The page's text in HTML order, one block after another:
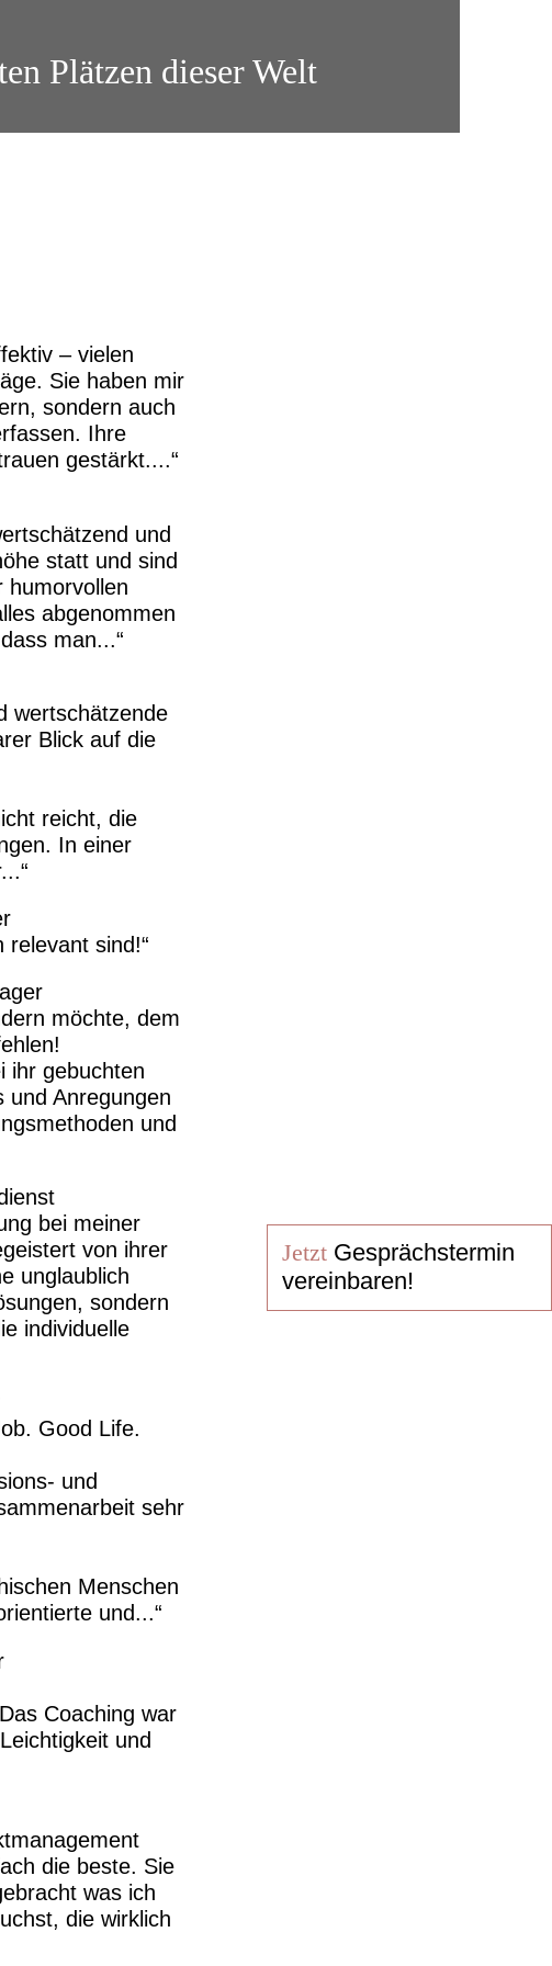
Plätzen dieser Welt
– vielen
Sie haben mir
sondern auch
Ihre
gestärkt....
und
statt und sind
humorvollen
abgenommen
man...
wertschätzende
Blick auf die
reicht, die
In einer
relevant sind!
möchte, dem
ihr gebuchten
und Anregungen
und
bei meiner
von ihrer
unglaublich
sondern
individuelle
Good Life.
und
sehr
Menschen
und...
Coaching war
und
die beste. Sie
was ich
die wirklich
JetztGesprächstermin
vereinbaren!